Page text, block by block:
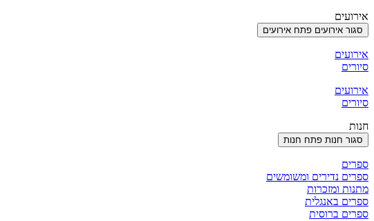
אירועים
סגור אירועים פתח אירועים
אירועים
סיורים
אירועים
סיורים
חנות
סגור חנות פתח חנות
ספרים
ספרים נדירים ומשומשים
מתנות ומזכרות
ספרים באנגלית
ספרים ברוסית